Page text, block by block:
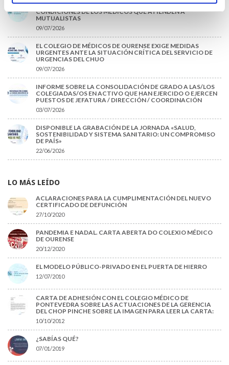
EL AUMENTO DE PRIMAS A MUFACE NO MEJORA LAS
CONDICIONES DE LOS MÉDICOS QUE ATIENDEN A
MUTUALISTAS
09/07/2026
EL COLEGIO DE MÉDICOS DE OURENSE EXIGE MEDIDAS
URGENTES ANTE LA SITUACIÓN CRÍTICA DEL SERVICIO DE
URGENCIAS DEL CHUO
09/07/2026
INFORME SOBRE LA CONSOLIDACIÓN DE GRADO A LAS/LOS
COLEGIADAS/OS EN ACTIVO QUE HAN EJERCIDO O EJERCEN
PUESTOS DE JEFATURA / DIRECCIÓN / COORDINACIÓN
03/07/2026
DISPONIBLE LA GRABACIÓN DE LA JORNADA «SALUD,
SOSTENIBILIDAD Y SISTEMA SANITARIO: UN COMPROMISO
DE PAÍS»
22/06/2026
LO MÁS LEÍDO
ACLARACIONES PARA LA CUMPLIMENTACIÓN DEL NUEVO
CERTIFICADO DE DEFUNCIÓN
27/10/2020
PANDEMIA E NADAL. CARTA ABERTA DO COLEXIO MÉDICO
DE OURENSE
20/12/2020
EL MODELO PÚBLICO-PRIVADO EN EL PUERTA DE HIERRO
12/07/2010
CARTA DE ADHESIÓN CON EL COLEGIO MÉDICO DE
PONTEVEDRA SOBRE LAS ACTUACIONES DE LA GERENCIA
DEL CHOP PINCHE SOBRE LA IMAGEN PARA LEER LA CARTA:
10/10/2012
¿SABÍAS QUÉ?
07/01/2019